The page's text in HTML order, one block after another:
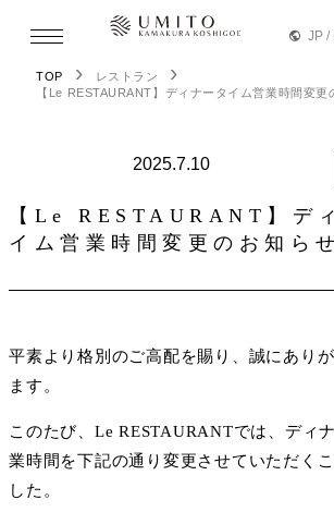
JP /
TOP › レストラン ›
【Le RESTAURANT】ディナータイム営業時間変更
2025.7.10
【Le RESTAURANT】デ
イム営業時間変更のお知らせ
平素より格別のご高配を賜り、誠にあり
ます。
このたび、Le RESTAURANTでは、ディ
業時間を下記の通り変更させていただく
した。